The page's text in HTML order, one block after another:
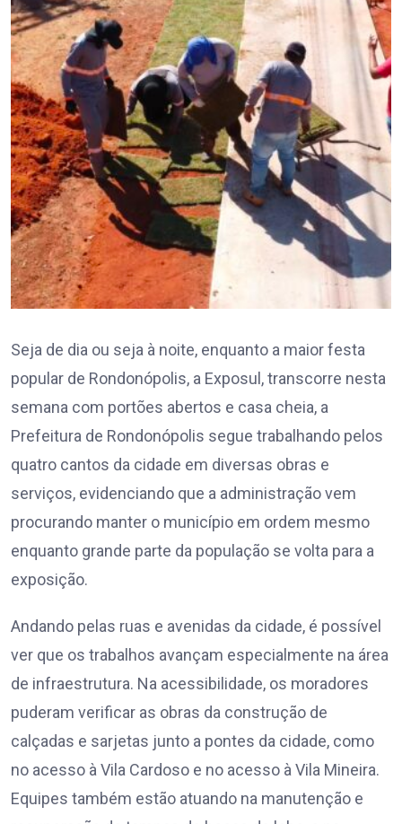
Seja de dia ou seja à noite, enquanto a maior festa
popular de Rondonópolis, a Exposul, transcorre nesta
semana com portões abertos e casa cheia, a
Prefeitura de Rondonópolis segue trabalhando pelos
quatro cantos da cidade em diversas obras e
serviços, evidenciando que a administração vem
procurando manter o município em ordem mesmo
enquanto grande parte da população se volta para a
exposição.
Andando pelas ruas e avenidas da cidade, é possível
ver que os trabalhos avançam especialmente na área
de infraestrutura. Na acessibilidade, os moradores
puderam verificar as obras da construção de
calçadas e sarjetas junto a pontes da cidade, como
no acesso à Vila Cardoso e no acesso à Vila Mineira.
Equipes também estão atuando na manutenção e